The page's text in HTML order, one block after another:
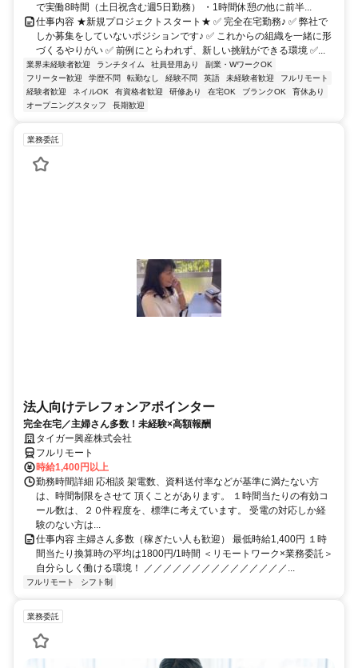
で実働8時間（土日祝含む週5日勤務） ・1時間休憩の他に前半...
仕事内容 ★新規プロジェクトスタート★ ✅ 完全在宅勤務♪ ✅ 弊社で
しか募集をしていないポジションです♪ ✅ これからの組織を一緒に形
づくるやりがい ✅ 前例にとらわれず、新しい挑戦ができる環境 ✅...
業界未経験者歓迎 ランチタイム 社員登用あり
副業・WワークOK
フリーター歓迎
学歴不問 転勤なし 経験不問 英語 未経験者歓迎
フルリモート
経験者歓迎
ネイルOK 有資格者歓迎 研修あり 在宅OK ブランクOK
育休あり
オープニングスタッフ
長期歓迎
業務委託
法人向けテレフォンアポインター
完全在宅／主婦さん多数！未経験×高額報酬
タイガー興産株式会社
フルリモート
時給1,400円以上
勤務時間詳細 応相談 架電数、資料送付率などが基準に満たない方
は、時間制限をさせて 頂くことがあります。 １時間当たりの有効コ
ール数は、２０件程度を、標準に考えています。 受電の対応しか経
験のない方は...
仕事内容 主婦さん多数（稼ぎたい人も歓迎） 最低時給1,400円 １時
間当たり換算時の平均は1800円/1時間 ＜リモートワーク×業務委託＞
自分らしく働ける環境！ ／／／／／／／／／／／／／／／...
フルリモート シフト制
業務委託